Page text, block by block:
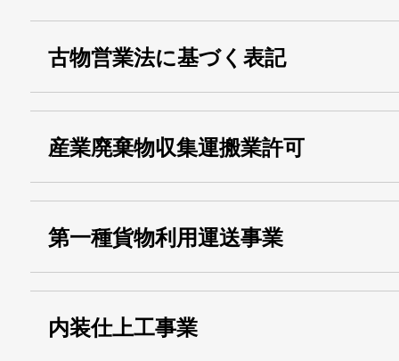
古物営業法に基づく表記
産業廃棄物収集運搬業許可
運搬業許可証番号：
13000155805
第一種貨物利用運送事業
事業
内装仕上工事業